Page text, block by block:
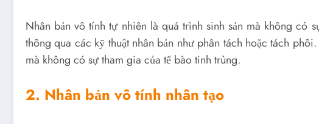
Nhân bản vô tính tự nhiên là quá trình sinh sản mà không có
thông qua các kỹ thuật nhân bản như phân tách hoặc tách
mà không có sự tham gia của tế bào tinh trùng.
2. Nhân bản vô tính nhân tạo